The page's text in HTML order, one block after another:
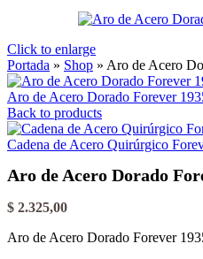
Click to enlarge
Portada » Shop » Aro de Acero
Aro de Acero Dorado Forever
Back to products
Cadena de Acero Quirúrgico
Aro de Acero Dorado
$ 2.325,00
Aro de Acero Dorado Forever